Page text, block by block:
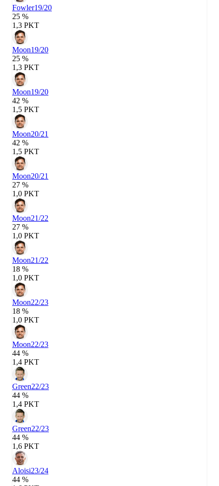
Fowler19/20
25 %
1,3 PKT
Moon19/20
25 %
1,3 PKT
Moon19/20
42 %
1,5 PKT
Moon20/21
42 %
1,5 PKT
Moon20/21
27 %
1,0 PKT
Moon21/22
27 %
1,0 PKT
Moon21/22
18 %
1,0 PKT
Moon22/23
18 %
1,0 PKT
Moon22/23
44 %
1,4 PKT
Green22/23
44 %
1,4 PKT
Green22/23
44 %
1,6 PKT
Aloisi23/24
44 %